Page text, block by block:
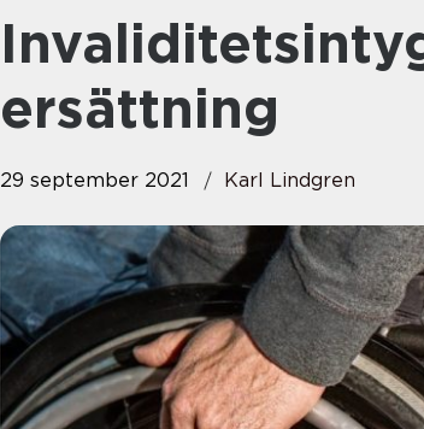
Invaliditetsintyg kan ge dig rätt
ersättning
29 september 2021 Karl Lindgren